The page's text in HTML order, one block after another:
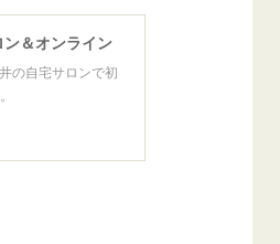
＆オンライン
の自宅サロンで初